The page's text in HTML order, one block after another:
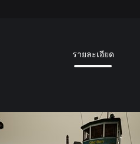
รายละเอียด